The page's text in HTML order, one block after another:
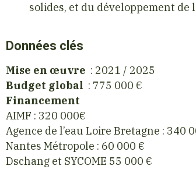
solides, et du développement
Données clés
Mise en œuvre : 2021 / 2025
Budget global : 775 000 €
Financement
AIMF : 320 000€
Agence de l’eau Loire Bretagne : 340
Nantes Métropole : 60 000 €
Dschang et SYCOME 55 000 €